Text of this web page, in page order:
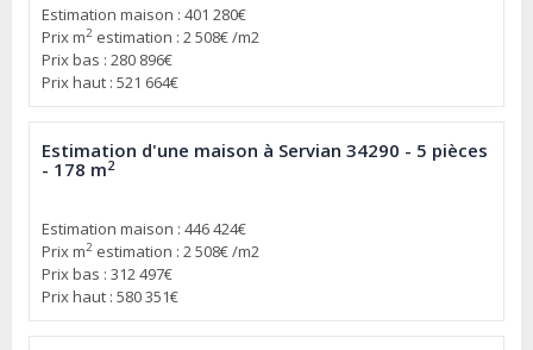
Estimation maison : 401 280€
Prix m2 estimation : 2 508€ /m2
Prix bas : 280 896€
Prix haut : 521 664€
Estimation d'une maison à Servian 34290 - 5 pièces
- 178 m2
Estimation maison : 446 424€
Prix m2 estimation : 2 508€ /m2
Prix bas : 312 497€
Prix haut : 580 351€